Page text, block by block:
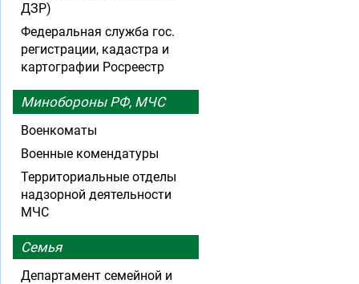
ДЗР)
Федеральная служба гос.
регистрации, кадастра и
картографии Росреестр
Минобороны РФ, МЧС
Военкоматы
Военные комендатуры
Территориальные отделы
надзорной деятельности
МЧС
Семья
Департамент семейной и